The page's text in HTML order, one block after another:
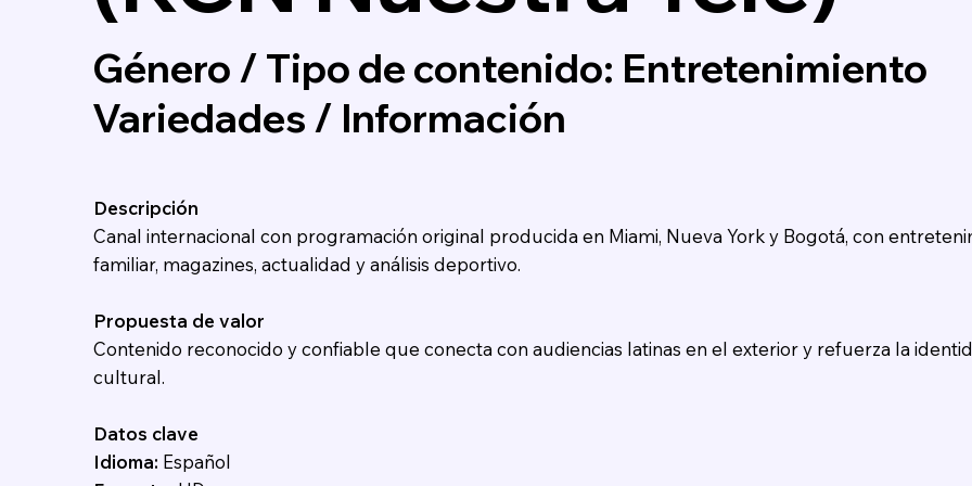
Género / Tipo de contenido: Entretenimiento
Variedades / Información
Descripción
Canal internacional con programación original producida en Miami, Nueva York y Bogotá, con
familiar, magazines, actualidad y análisis deportivo.
Propuesta de valor
Contenido reconocido y confiable que conecta con audiencias latinas en el exterior y refuerza la
cultural.
Datos clave
Idioma: Español